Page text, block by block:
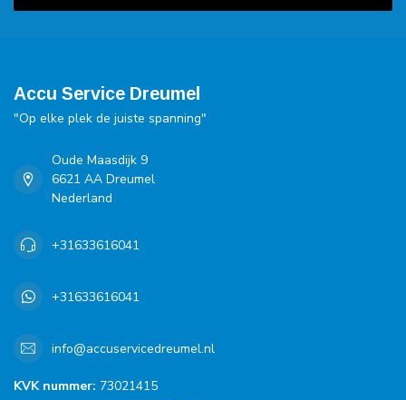
Accu Service Dreumel
"Op elke plek de juiste spanning"
Oude Maasdijk 9
6621 AA Dreumel
Nederland
+31633616041
+31633616041
info@accuservicedreumel.nl
KVK nummer: 73021415